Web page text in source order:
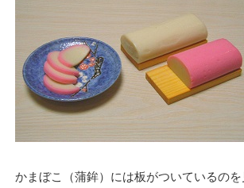
かまぼこ（蒲鉾）には板がついているの